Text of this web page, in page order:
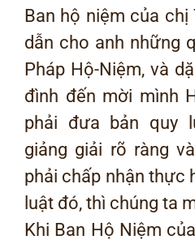
Ban hộ niệm của
dẫn cho anh những
Pháp Hộ-Niệm, và
đình đến mời mình
phải đưa bản quy
giảng giải rõ ràng
phải chấp nhận thực
luật đó, thì chúng ta
Khi Ban Hộ Niệm